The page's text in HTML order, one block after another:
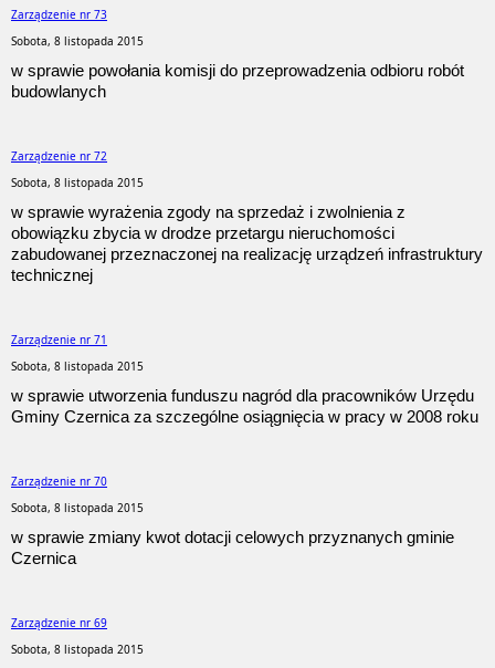
Zarządzenie nr 73
Sobota, 8 listopada 2015
w sprawie powołania komisji do przeprowadzenia odbioru robót
budowlanych
Zarządzenie nr 72
Sobota, 8 listopada 2015
w sprawie wyrażenia zgody na sprzedaż i zwolnienia z
obowiązku zbycia w drodze przetargu nieruchomości
zabudowanej przeznaczonej na realizację urządzeń infrastruktury
technicznej
Zarządzenie nr 71
Sobota, 8 listopada 2015
w sprawie utworzenia funduszu nagród dla pracowników Urzędu
Gminy Czernica za szczególne osiągnięcia w pracy w 2008 roku
Zarządzenie nr 70
Sobota, 8 listopada 2015
w sprawie zmiany kwot dotacji celowych przyznanych gminie
Czernica
Zarządzenie nr 69
Sobota, 8 listopada 2015